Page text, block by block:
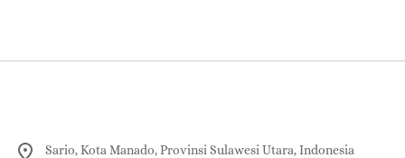
Sario, Kota Manado, Provinsi Sulawesi Utara, Indonesia